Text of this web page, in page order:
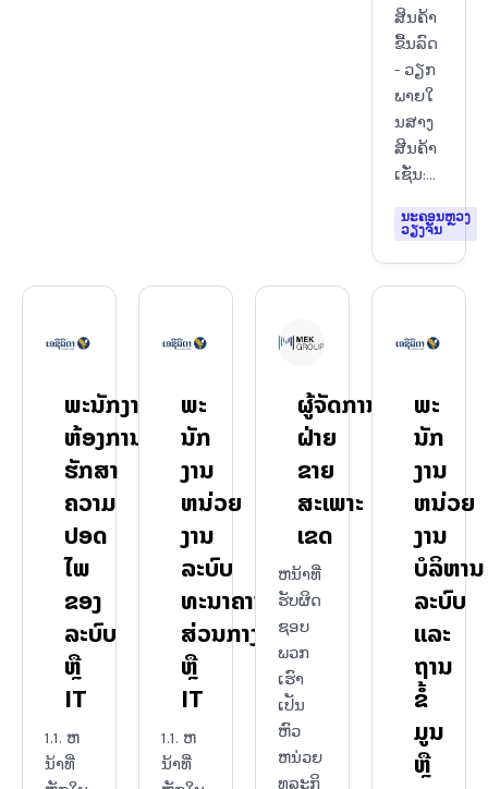
ສິນຄ້າ
ຂື້ນລົດ
- ວຽກ
ພາຍໃ
ນສາງ
ສີນຄ້າ
ເຊັ່ນ:...
ນະຄອນຫຼວງ
ວຽງຈັນ
ພະນັກງານ
ຫ້ອງການ
ຮັກສາ
ຄວາມ
ປອດ
ໄພ
ຂອງ
ລະບົບ
ຫຼື
IT
1.1. ຫ
ນ້າທີ່
ພະ
ນັກ
ງານ
ຫນ່ວຍ
ງານ
ລະບົບ
ທະນາຄານ
ສ່ວນກາງ
ຫຼື
IT
1.1. ຫ
ນ້າທີ່
ຜູ້ຈັດການ
ຝ່າຍ
ຂາຍ
ສະເພາະ
ເຂດ
ຫນ້າທີ່
ຮັບຜິດ
ຊອບ
ພວກ
ເຮົາ
ເປັນ
ຫົວ
ຫນ່ວຍ
ທຸລະກິ
ພະ
ນັກ
ງານ
ຫນ່ວຍ
ງານ
ບໍລິຫານ
ລະບົບ
ແລະ
ຖານ
ຂໍໍ້
ມູນ
ຫຼື